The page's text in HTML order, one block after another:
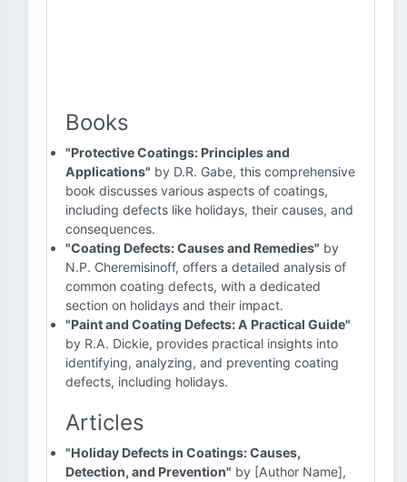
Books
"Protective Coatings: Principles and
Applications" by D.R. Gabe, this comprehensive
book discusses various aspects of coatings,
including defects like holidays, their causes, and
consequences.
"Coating Defects: Causes and Remedies" by
N.P. Cheremisinoff, offers a detailed analysis of
common coating defects, with a dedicated
section on holidays and their impact.
"Paint and Coating Defects: A Practical Guide"
by R.A. Dickie, provides practical insights into
identifying, analyzing, and preventing coating
defects, including holidays.
Articles
"Holiday Defects in Coatings: Causes,
Detection, and Prevention" by [Author Name],